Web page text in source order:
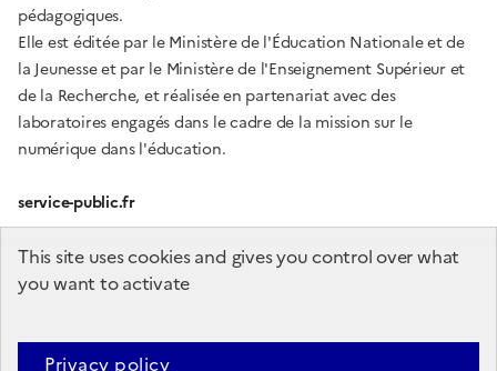
This site uses cookies and gives you control over what
you want to activate
Privacy policy
pédagogiques.
Elle est éditée par le Ministère de l'Éducation Nationale et de
la Jeunesse et par le Ministère de l'Enseignement Supérieur et
de la Recherche, et réalisée en partenariat avec des
laboratoires engagés dans le cadre de la mission sur le
numérique dans l'éducation.
service-public.fr
gouvernement.fr
education.gouv.fr